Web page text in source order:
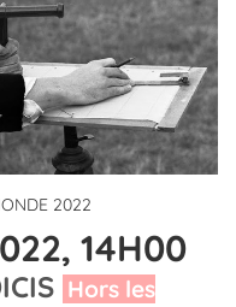
2022
14H00
Hors les